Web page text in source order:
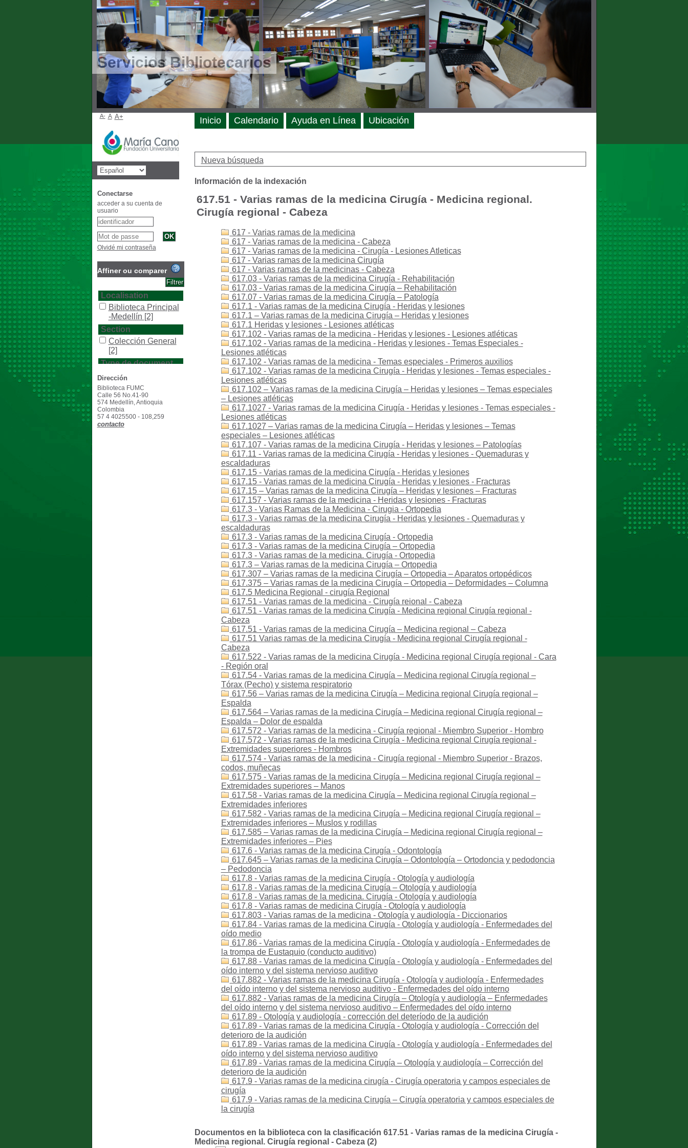
Servicios Bibliotecarios
Nueva búsqueda
Información de la indexación
617.51 - Varias ramas de la medicina Cirugía - Medicina regional.
Cirugía regional - Cabeza
617 - Varias ramas de la medicina
617 - Varias ramas de la medicina - Cabeza
617 - Varias ramas de la medicina - Cirugía - Lesiones Atleticas
617 - Varias ramas de la medicina Cirugía
617 - Varias ramas de la medicinas - Cabeza
617.03 - Varias ramas de la medicina Cirugía - Rehabilitación
617.03 - Varias ramas de la medicina Cirugía – Rehabilitación
617.07 - Varias ramas de la medicina Cirugía – Patología
617.1 - Varias ramas de la medicina Cirugía - Heridas y lesiones
617.1 – Varias ramas de la medicina Cirugía – Heridas y lesiones
617.1 Heridas y lesiones - Lesiones atléticas
617.102 - Varias ramas de la medicina - Heridas y lesiones - Lesiones atléticas
617.102 - Varias ramas de la medicina - Heridas y lesiones - Temas Especiales -
Lesiones atléticas
617.102 - Varias ramas de la medicina - Temas especiales - Primeros auxilios
617.102 - Varias ramas de la medicina Cirugía - Heridas y lesiones - Temas especiales -
Lesiones atléticas
617.102 – Varias ramas de la medicina Cirugía – Heridas y lesiones – Temas especiales
– Lesiones atléticas
617.1027 - Varias ramas de la medicina Cirugía - Heridas y lesiones - Temas especiales -
Lesiones atléticas
617.1027 – Varias ramas de la medicina Cirugía – Heridas y lesiones – Temas
especiales – Lesiones atléticas
617.107 - Varias ramas de la medicina Cirugía - Heridas y lesiones – Patologías
617.11 - Varias ramas de la medicina Cirugía - Heridas y lesiones - Quemaduras y
escaldaduras
617.15 - Varias ramas de la medicina Cirugía - Heridas y lesiones
617.15 - Varias ramas de la medicina Cirugía - Heridas y lesiones - Fracturas
617.15 – Varias ramas de la medicina Cirugía – Heridas y lesiones – Fracturas
617.157 - Varias ramas de la medicina - Heridas y lesiones - Fracturas
617.3 - Varias Ramas de la Medicina - Cirugia - Ortopedia
617.3 - Varias ramas de la medicina Cirugía - Heridas y lesiones - Quemaduras y
escaldaduras
617.3 - Varias ramas de la medicina Cirugía - Ortopedia
617.3 - Varias ramas de la medicina Cirugía – Ortopedia
617.3 - Varias ramas de la medicina. Cirugía - Ortopedia
617.3 – Varias ramas de la medicina Cirugía – Ortopedia
617.307 – Varias ramas de la medicina Cirugía – Ortopedia – Aparatos ortopédicos
617.375 – Varias ramas de la medicina Cirugía – Ortopedia – Deformidades – Columna
617.5 Medicina Regional - cirugía Regional
617.51 - Varias ramas de la medicina - Cirugía reional - Cabeza
617.51 - Varias ramas de la medicina Cirugía - Medicina regional Cirugía regional -
Cabeza
617.51 - Varias ramas de la medicina Cirugía – Medicina regional – Cabeza
617.51 Varias ramas de la medicina Cirugía - Medicina regional Cirugía regional -
Cabeza
617.522 - Varias ramas de la medicina Cirugía - Medicina regional Cirugía regional - Cara
- Región oral
617.54 - Varias ramas de la medicina Cirugía – Medicina regional Cirugía regional –
Tórax (Pecho) y sistema respiratorio
617.56 – Varias ramas de la medicina Cirugía – Medicina regional Cirugía regional –
Espalda
617.564 – Varias ramas de la medicina Cirugía – Medicina regional Cirugía regional –
Espalda – Dolor de espalda
617.572 - Varias ramas de la medicina - Cirugía regional - Miembro Superior - Hombro
617.572 - Varias ramas de la medicina Cirugía - Medicina regional Cirugía regional -
Extremidades superiores - Hombros
617.574 - Varias ramas de la medicina - Cirugía regional - Miembro Superior - Brazos,
codos, muñecas
617.575 - Varias ramas de la medicina Cirugía – Medicina regional Cirugía regional –
Extremidades superiores – Manos
617.58 - Varias ramas de la medicina Cirugía – Medicina regional Cirugía regional –
Extremidades inferiores
617.582 - Varias ramas de la medicina Cirugía – Medicina regional Cirugía regional –
Extremidades inferiores – Muslos y rodillas
617.585 – Varias ramas de la medicina Cirugía – Medicina regional Cirugía regional –
Extremidades inferiores – Pies
617.6 - Varias ramas de la medicina Cirugía - Odontología
617.645 – Varias ramas de la medicina Cirugía – Odontología – Ortodoncia y pedodoncia
– Pedodoncia
617.8 - Varias ramas de la medicina Cirugía - Otología y audiología
617.8 - Varias ramas de la medicina Cirugía – Otología y audiología
617.8 - Varias ramas de la medicina. Cirugía - Otología y audiología
617.8 - Varias ramas de medicina Cirugía - Otología y audiología
617.803 - Varias ramas de la medicina - Otología y audiología - Diccionarios
617.84 - Varias ramas de la medicina Cirugía - Otología y audiología - Enfermedades del
oído medio
617.86 - Varias ramas de la medicina Cirugía - Otología y audiología - Enfermedades de
la trompa de Eustaquio (conducto auditivo)
617.88 - Varias ramas de la medicina Cirugía - Otología y audiología - Enfermedades del
oído interno y del sistema nervioso auditivo
617.882 - Varias ramas de la medicina Cirugía - Otología y audiología - Enfermedades
del oído interno y del sistema nervioso auditivo - Enfermedades del oído interno
617.882 - Varias ramas de la medicina Cirugía – Otología y audiología – Enfermedades
del oído interno y del sistema nervioso auditivo – Enfermedades del oído interno
617.89 - Otología y audiología - corrección del deteríodo de la audición
617.89 - Varias ramas de la medicina Cirugía - Otología y audiología - Corrección del
deterioro de la audición
617.89 - Varias ramas de la medicina Cirugía - Otología y audiología - Enfermedades del
oído interno y del sistema nervioso auditivo
617.89 - Varias ramas de la medicina Cirugía – Otología y audiología – Corrección del
deterioro de la audición
617.9 - Varias ramas de la medicina cirugía - Cirugía operatoria y campos especiales de
cirugía
617.9 - Varias ramas de la medicina Cirugía – Cirugía operatoria y campos especiales de
la cirugía
Documentos en la biblioteca con la clasificación 617.51 - Varias ramas de la medicina Cirugía -
Medicina regional. Cirugía regional - Cabeza (2)
Inicio Calendario Ayuda en Línea Ubicación
A- A A+
Conectarse
acceder a su cuenta de
usuario
Olvidé mi contraseña
Affiner ou comparer
Localisation
Biblioteca Principal
-Medellín [2]
Section
Colección General
[2]
Type de document
texto impreso
Dirección
Biblioteca FUMC
Calle 56 No.41-90
574 Medellín, Antioquia
Colombia
57 4 4025500 - 108,259
contacto